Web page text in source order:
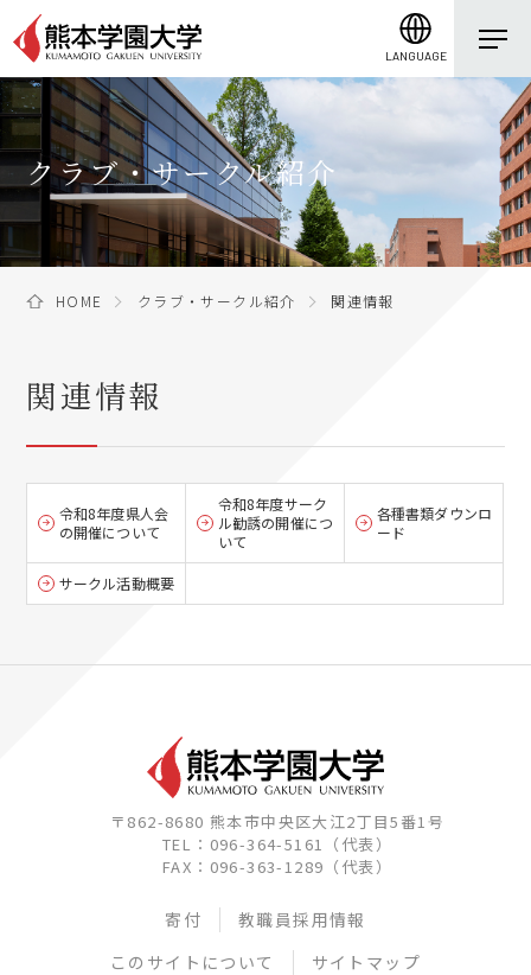
LANGUAGE
クラブ・サークル紹介
HOME クラブ・サークル紹介 関連情報
関連情報
令和8年度県人会
の開催について
令和8年度サーク
ル勧誘の開催につ
いて
各種書類ダウンロ
ード
サークル活動概要
〒862-8680 熊本市中央区大江2丁目5番1号
TEL：096-364-5161（代表）
FAX：096-363-1289（代表）
寄付
教職員採用情報
このサイトについて
サイトマップ